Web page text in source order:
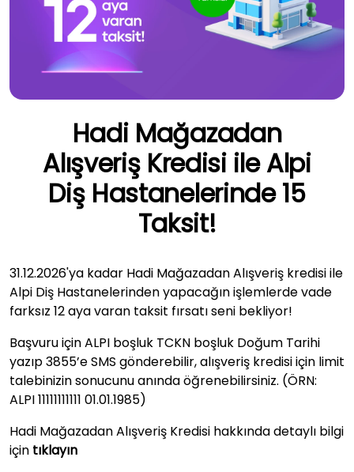
Hadi Mağazadan
Alışveriş Kredisi ile Alpi
Diş Hastanelerinde 15
Taksit!
31.12.2026'ya kadar Hadi Mağazadan Alışveriş kredisi ile
Alpi Diş Hastanelerinden yapacağın işlemlerde vade
farksız 12 aya varan taksit fırsatı seni bekliyor!
Başvuru için ALPI boşluk TCKN boşluk Doğum Tarihi
yazıp 3855’e SMS gönderebilir, alışveriş kredisi için limit
talebinizin sonucunu anında öğrenebilirsiniz. (ÖRN:
ALPI 11111111111 01.01.1985)
Hadi Mağazadan Alışveriş Kredisi hakkında detaylı bilgi
için tıklayın